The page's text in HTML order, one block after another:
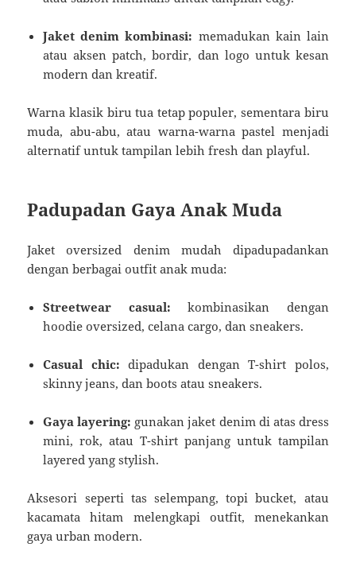
Jaket denim kombinasi: memadukan kain lain
atau aksen patch, bordir, dan logo untuk kesan
modern dan kreatif.
Warna klasik biru tua tetap populer, sementara biru
muda, abu-abu, atau warna-warna pastel menjadi
alternatif untuk tampilan lebih fresh dan playful.
Padupadan Gaya Anak Muda
Jaket oversized denim mudah dipadupadankan
dengan berbagai outfit anak muda:
Streetwear casual: kombinasikan dengan
hoodie oversized, celana cargo, dan sneakers.
Casual chic: dipadukan dengan T-shirt polos,
skinny jeans, dan boots atau sneakers.
Gaya layering: gunakan jaket denim di atas dress
mini, rok, atau T-shirt panjang untuk tampilan
layered yang stylish.
Aksesori seperti tas selempang, topi bucket, atau
kacamata hitam melengkapi outfit, menekankan
gaya urban modern.